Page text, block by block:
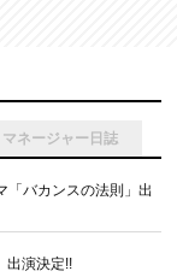
マネージャー日誌
「バカンスの法則」出
出演決定!!